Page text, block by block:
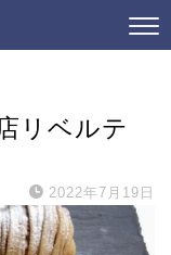
リベルテ
2022年7月19日